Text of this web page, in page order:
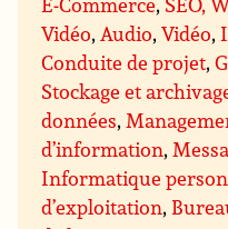
Vidéo, Audio,Vidéo,
Conduite de projet,
Stockage et
données,
d’information,
Informatique
d’exploitation,